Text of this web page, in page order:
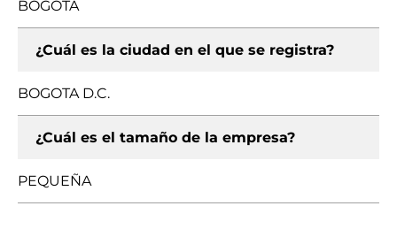
BOGOTA
¿Cuál es la ciudad en el que se registra?
BOGOTA D.C.
¿Cuál es el tamaño de la empresa?
PEQUEÑA